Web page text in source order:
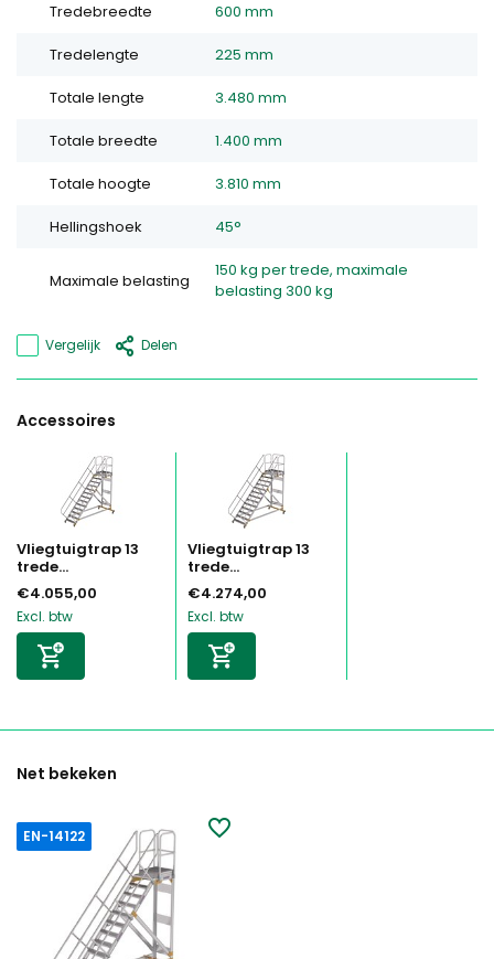
Tredebreedte 600 mm
Tredelengte 225 mm
Totale lengte 3.480 mm
Totale breedte 1.400 mm
Totale hoogte 3.810 mm
Hellingshoek 45°
Maximale belasting
150 kg per trede, maximale
belasting 300 kg
Vergelijk Delen
Accessoires
Vliegtuigtrap 13
trede...
€4.055,00
Excl. btw
Vliegtuigtrap 13
trede...
€4.274,00
Excl. btw
Net bekeken
EN-14122